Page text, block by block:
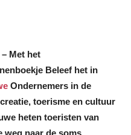
Met het
Beleef het in
Ondernemers in de
toerisme en cultuur
heten toeristen van
weg naar de soms